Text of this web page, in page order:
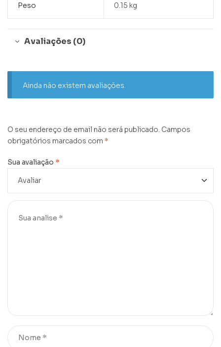
Peso 0.15 kg
Avaliações (0)
Ainda não existem avaliações.
O seu endereço de email não será publicado. Campos
obrigatórios marcados com *
Sua avaliação *